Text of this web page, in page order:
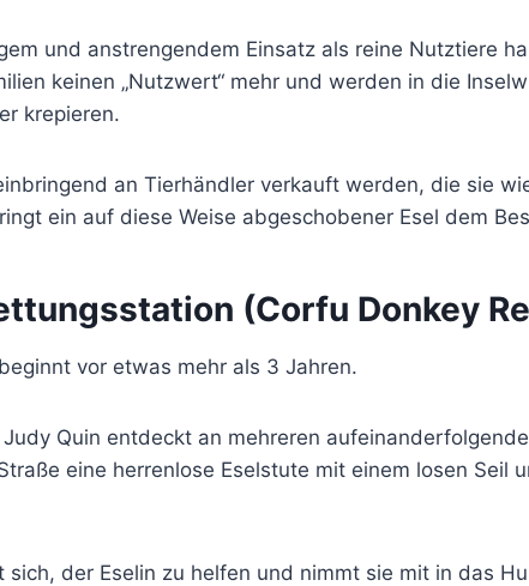
und anstrengendem Einsatz als reine Nutztiere
keinen „Nutzwert“ mehr und werden in die
krepieren.
an Tierhändler verkauft werden, die sie
ein auf diese Weise abgeschobener Esel dem
(Corfu Donkey
vor etwas mehr als 3 Jahren.
Judy Quin entdeckt an mehreren
eine herrenlose Eselstute mit einem losen
sich, der Eselin zu helfen und nimmt sie mit in das